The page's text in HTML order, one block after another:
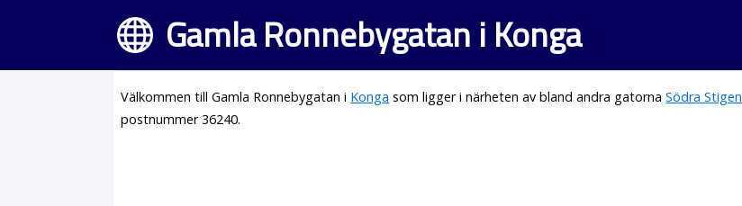
Gamla Ronnebygatan i Konga
Välkommen till Gamla Ronnebygatan i Konga som ligger i närheten av bland andra gatornaSödra Stigen
postnummer 36240.